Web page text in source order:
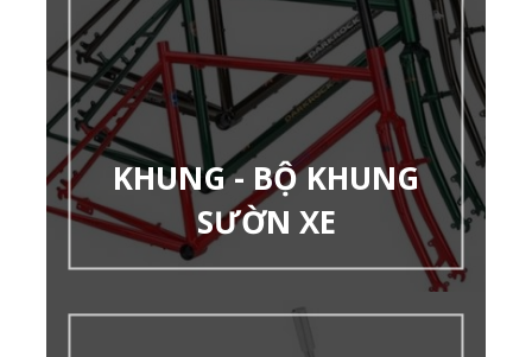
KHUNG - BỘ KHUNG
SƯỜN XE